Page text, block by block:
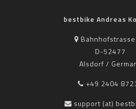
bestbike Andreas
D-52477
Alsdorf /
+49 2404
support (at)